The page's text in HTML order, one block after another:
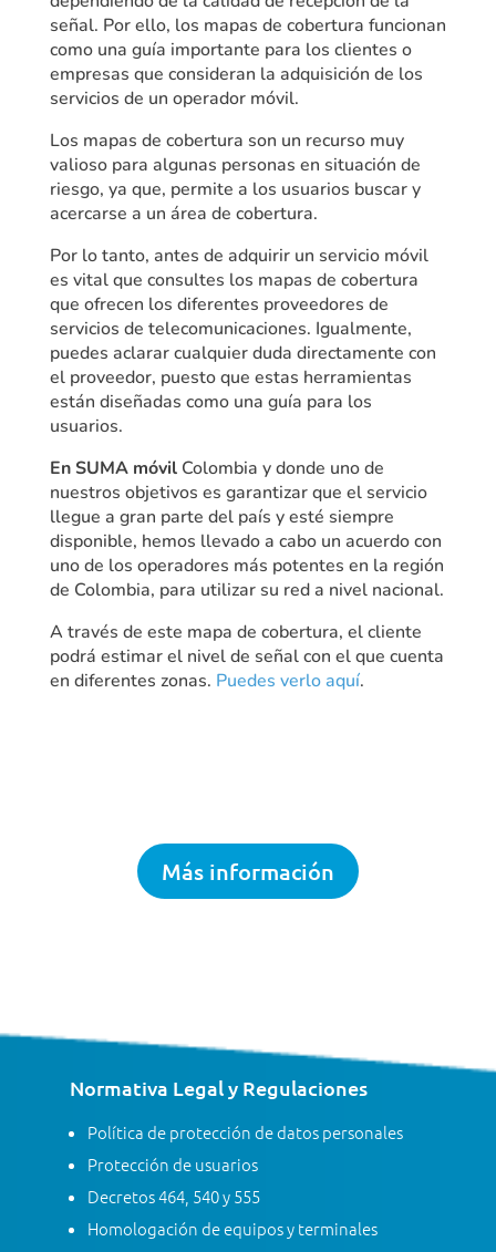
señal. Por ello, los mapas de cobertura funcionan
como una guía importante para los clientes o
empresas que consideran la adquisición de los
servicios de un operador móvil.
Los mapas de cobertura son un recurso muy
valioso para algunas personas en situación de
riesgo, ya que, permite a los usuarios buscar y
acercarse a un área de cobertura.
Por lo tanto, antes de adquirir un servicio móvil
es vital que consultes los mapas de cobertura
que ofrecen los diferentes proveedores de
servicios de telecomunicaciones. Igualmente,
puedes aclarar cualquier duda directamente con
el proveedor, puesto que estas herramientas
están diseñadas como una guía para los
usuarios.
En SUMA móvilColombia y donde uno de
nuestros objetivos es garantizar que el servicio
llegue a gran parte del país y esté siempre
disponible, hemos llevado a cabo un acuerdo con
uno de los operadores más potentes en la región
de Colombia, para utilizar su red a nivel nacional.
A través de este mapa de cobertura, el cliente
podrá estimar el nivel de señal con el que cuenta
en diferentes zonas. Puedes verlo aquí.
Más información
Normativa Legal y Regulaciones
Política de protección de datos personales
Protección de usuarios
Decretos 464, 540 y 555
Homologación de equipos y terminales